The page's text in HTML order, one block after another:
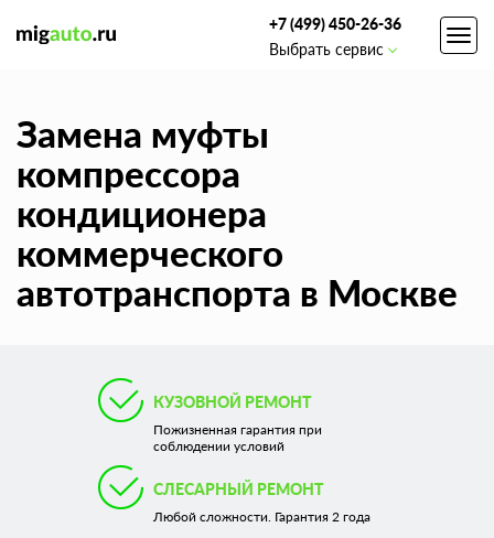
+7 (499) 450-26-36
Выбрать сервис
Замена муфты
компрессора
кондиционера
коммерческого
автотранспорта в Москве
КУЗОВНОЙ РЕМОНТ
Пожизненная гарантия при
соблюдении условий
СЛЕСАРНЫЙ РЕМОНТ
Любой сложности. Гарантия 2 года